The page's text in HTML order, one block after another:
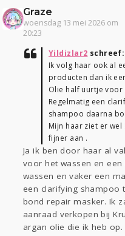
Graze
woensdag 13 mei 2026 om
20:23
Yildizlar2 schreef:
Ik volg haar ook al
producten dan ik
Olie half uurtje voor
Regelmatig een
shampoo daarna
Mijn haar ziet er
fijner aan .
Ja ik ben door haar al
voor het wassen en
wassen en vaker een
een clarifying shampoo
bond repair masker. Ik
aanraad verkopen bij
argan olie die ik heb op.